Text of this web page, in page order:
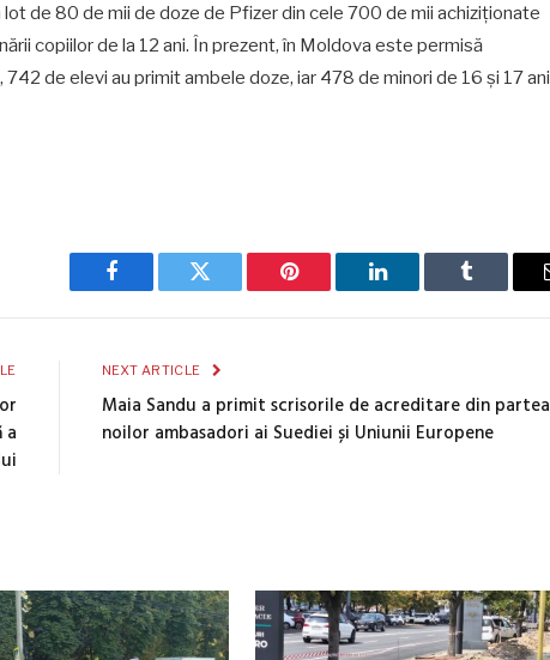
lot de 80 de mii de doze de Pfizer din cele 700 de mii achiziţionate
copiilor de la 12 ani. În prezent, în Moldova este permisă
de elevi au primit ambele doze, iar 478 de minori de 16 şi 17 ani
Facebook Twitter Pinterest LinkedIn Tumblr
a
NEXT ARTICLE
Maia Sandu a primit scrisorile de acreditare din partea
noilor ambasadori ai Suediei și Uniunii Europene